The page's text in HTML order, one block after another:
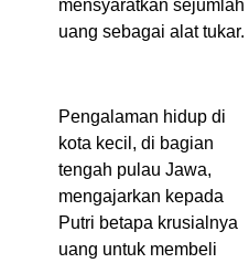
mensyaratkan sejumlah
uang sebagai alat tukar.
Pengalaman hidup di
kota kecil, di bagian
tengah pulau Jawa,
mengajarkan kepada
Putri betapa krusialnya
uang untuk membeli